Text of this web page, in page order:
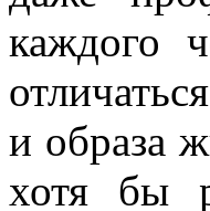
каждого
и образа
хотя бы